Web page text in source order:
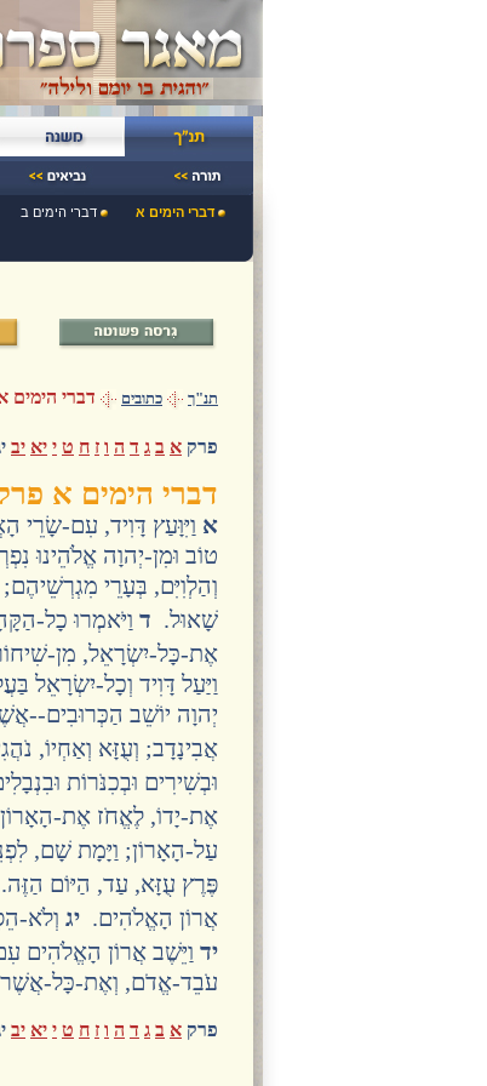
דברי הימים א דברי הימים ב
תנ"ך כתובים דברי הימים
פרק א ב ג ד ה ו ז ח ט י יא יב
דברי הימים א
א וַיִּוָּעַץ דָּוִיד, עִם-שָׂרֵי
טוֹב וּמִן-יְהוָה אֱלֹהֵינוּ
וְהַלְוִיִּם, בְּעָרֵי מִגְרְשֵׁיהֶם;
שָׁאוּל. ד וַיֹּאמְרוּ כָל-
אֶת-כָּל-יִשְׂרָאֵל, מִן-
וַיַּעַל דָּוִיד וְכָל-יִשְׂרָאֵל
יְהוָה יוֹשֵׁב הַכְּרוּבִים--
אֲבִינָדָב; וְעֻזָּא וְאַחְיוֹ,
וּבְשִׁירִים וּבְכִנֹּרוֹת
אֶת-יָדוֹ, לֶאֱחֹז אֶת-
עַל-הָאָרוֹן; וַיָּמָת שָׁם,
פֶּרֶץ עֻזָּא, עַד, הַיּוֹם הַזֶּה.
אֲרוֹן הָאֱלֹהִים. יג וְלֹא-
יד וַיֵּשֶׁב אֲרוֹן הָאֱלֹהִים
עֹבֵד-אֱדֹם, וְאֶת-כָּל-
פרק א ב ג ד ה ו ז ח ט י יא יב